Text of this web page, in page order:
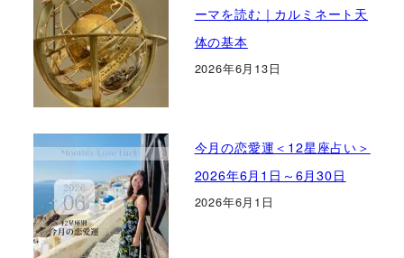
ーマを読む｜カルミネート天
体の基本
2026年6月13日
今月の恋愛運＜12星座占い＞
2026年6月1日～6月30日
2026年6月1日